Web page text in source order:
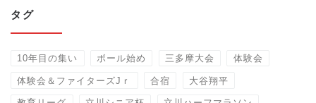
タグ
10年目の集い ボール始め 三多摩大会 体験会
体験会＆ファイターズJｒ 合宿 大谷翔平